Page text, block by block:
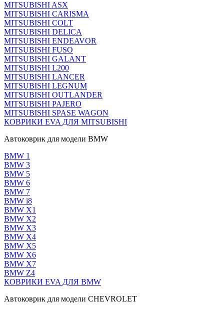
MITSUBISHI ASX
MITSUBISHI CARISMA
MITSUBISHI COLT
MITSUBISHI DELICA
MITSUBISHI ENDEAVOR
MITSUBISHI FUSO
MITSUBISHI GALANT
MITSUBISHI L200
MITSUBISHI LANCER
MITSUBISHI LEGNUM
MITSUBISHI OUTLANDER
MITSUBISHI PAJERO
MITSUBISHI SPASE WAGON
КОВРИКИ EVA ДЛЯ MITSUBISHI
Автоковрик для модели BMW
BMW 1
BMW 3
BMW 5
BMW 6
BMW 7
BMW i8
BMW X1
BMW X2
BMW X3
BMW X4
BMW X5
BMW X6
BMW X7
BMW Z4
КОВРИКИ EVA ДЛЯ BMW
Автоковрик для модели CHEVROLET